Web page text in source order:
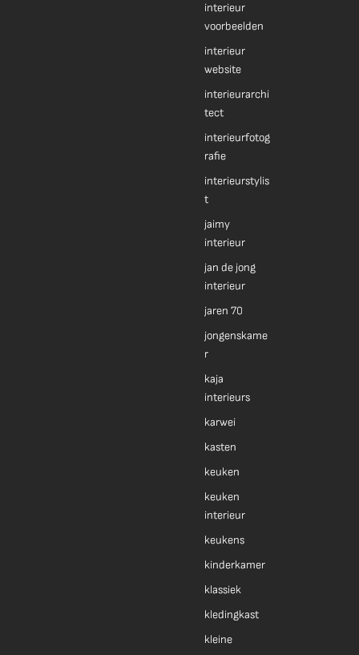
interieur
voorbeelden
interieur
website
interieurarchi
tect
interieurfotog
rafie
interieurstylis
t
jaimy
interieur
jan de jong
interieur
jaren 70
jongenskame
r
kaja
interieurs
karwei
kasten
keuken
keuken
interieur
keukens
kinderkamer
klassiek
kledingkast
kleine